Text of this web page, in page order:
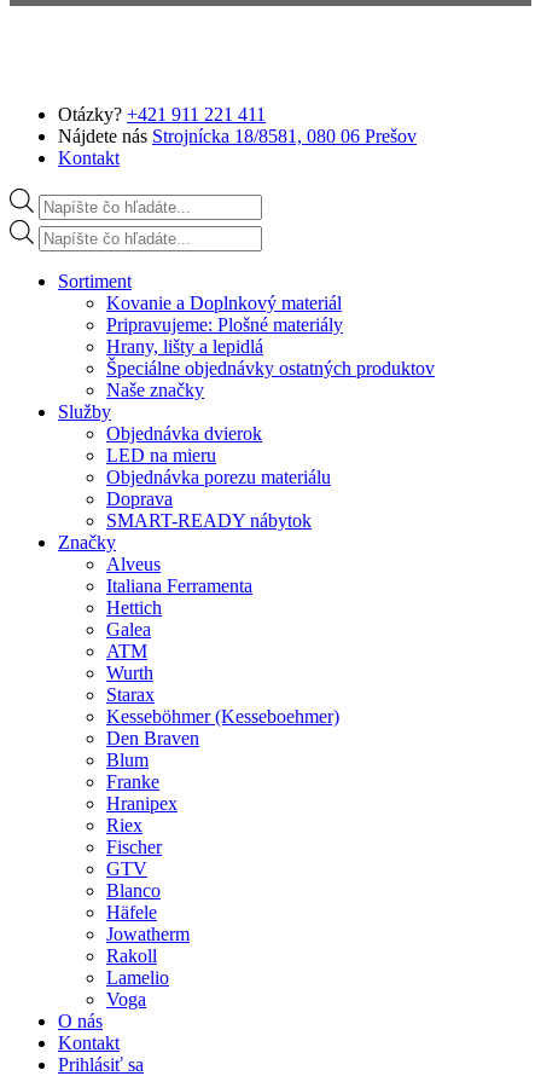
Otázky? +421 911 221 411
Nájdete nás Strojnícka 18/8581, 080 06 Prešov
Kontakt
Products search
Products search
Sortiment
Kovanie a Doplnkový materiál
Pripravujeme: Plošné materiály
Hrany, lišty a lepidlá
Špeciálne objednávky ostatných produktov
Naše značky
Služby
Objednávka dvierok
LED na mieru
Objednávka porezu materiálu
Doprava
SMART-READY nábytok
Značky
Alveus
Italiana Ferramenta
Hettich
Galea
ATM
Wurth
Starax
Kesseböhmer (Kesseboehmer)
Den Braven
Blum
Franke
Hranipex
Riex
Fischer
GTV
Blanco
Häfele
Jowatherm
Rakoll
Lamelio
Voga
O nás
Kontakt
Prihlásiť sa